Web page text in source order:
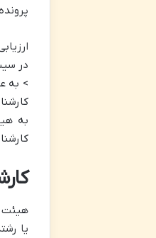
در
> به
به
هیئت
یا